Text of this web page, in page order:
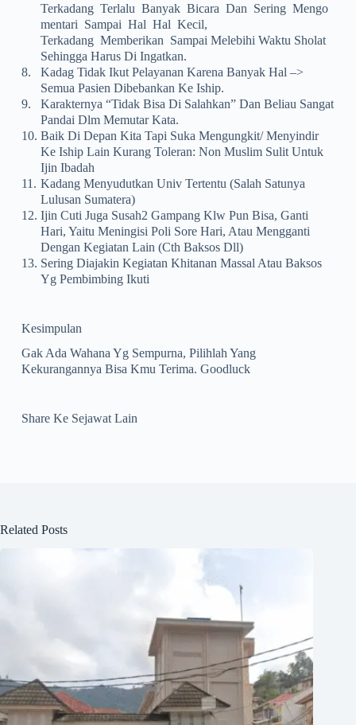
Terkadang Terlalu Banyak Bicara Dan Sering Mengo
Mentari Sampai Hal Hal Kecil,
Terkadang Memberikan Sampai Melebihi Waktu Sholat
Sehingga Harus Di Ingatkan.
8.
Kadag Tidak Ikut Pelayanan Karena Banyak Hal –>
Semua Pasien Dibebankan Ke Iship.
9.
Karakternya “tidak Bisa Di Salahkan” Dan Beliau Sangat
Pandai Dlm Memutar Kata.
10. Baik Di Depan Kita Tapi Suka Mengungkit/ Menyindir
Ke Iship Lain Kurang Toleran: Non Muslim Sulit Untuk
Ijin Ibadah
11. Kadang Menyudutkan Univ Tertentu (salah Satunya
Lulusan Sumatera)
12. Ijin Cuti Juga Susah2 Gampang Klw Pun Bisa, Ganti
Hari, Yaitu Meningisi Poli Sore Hari, Atau Mengganti
Dengan Kegiatan Lain (cth Baksos Dll)
13. Sering Diajakin Kegiatan Khitanan Massal Atau Baksos
Yg Pembimbing Ikuti
Kesimpulan
Gak Ada Wahana Yg Sempurna, Pilihlah Yang
Kekurangannya Bisa Kmu Terima. Goodluck
Share Ke Sejawat Lain
Related Posts